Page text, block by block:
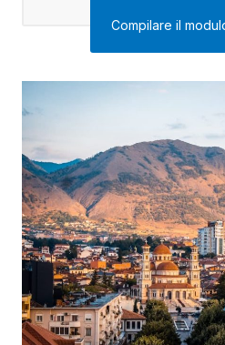
Compilare il